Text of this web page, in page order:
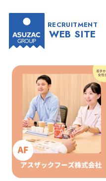
RECRUITMENT
WEB SITE